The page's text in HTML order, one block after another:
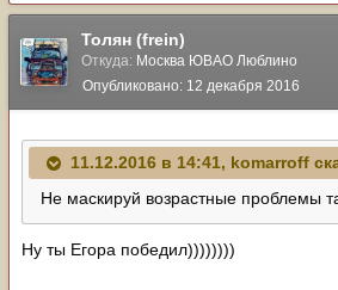
Толян (frein)
Откуда: Москва ЮВАО Люблино
Опубликовано: 12 декабря 2016
11.12.2016 в 14:41, komarroff
Не маскируй возрастные проблемы
Ну ты Егора победил))))))))